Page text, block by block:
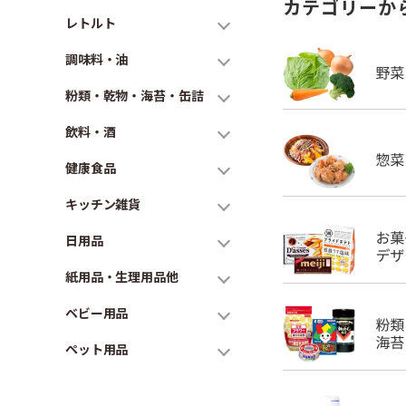
レトルト
調味料・油
粉類・乾物・海苔・缶詰
飲料・酒
健康食品
キッチン雑貨
日用品
紙用品・生理用品他
ベビー用品
ペット用品
カテゴリーか